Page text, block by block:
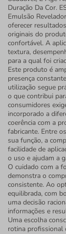
Duração Da Cor.
Emulsão
oferecer
originais do
confortável. A
textura,
para a qual foi
Este produto é
presença
utilização segue
o que contribui
consumidores
incorporado a
coerência com a
fabricante. Entre
sua função, a
facilidade de
o uso e ajudam a
O cuidado com a
demonstra o
consistente. Ao
equilibrada, com
uma decisão
informações e
Uma escolha
rotina profissional